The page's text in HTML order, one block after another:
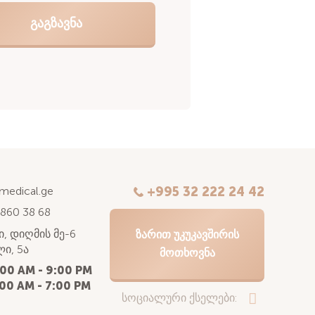
38 68
დიღმის მე-6
5ა
AM - 9:00 PM
AM - 7:00 PM
+995 32 222 24 42
ᲖᲐᲠᲘᲗ ᲣᲙᲣᲙᲐᲕᲨᲘᲠᲘᲡ
ᲛᲝᲗᲮᲝᲕᲜᲐ
სოციალური ქსელები: